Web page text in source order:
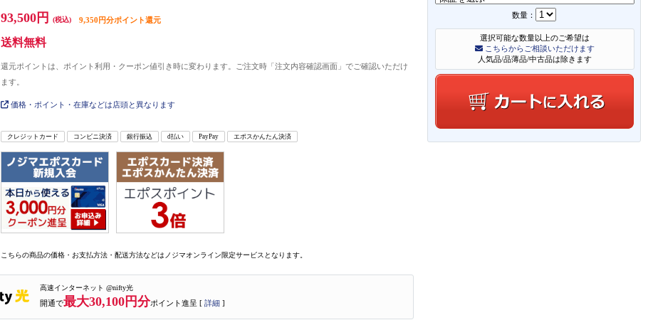
数量：
選択可能な数量以上のご希望は
こちらからご相談いただけます
人気品/品薄品/中古品は除きます
93,500円 (税込) 9,350円分ポイント還元
送料無料
還元ポイントは、ポイント利用・クーポン値引き時に変わります。ご注文時「注文内容確認画面」でご確認いただけ
ます。
価格・ポイント・在庫などは店頭と異なります
クレジットカード コンビニ決済 銀行振込 d払い PayPay エポスかんたん決済
こちらの商品の価格・お支払方法・配送方法などはノジマオンライン限定サービスとなります。
高速インターネット @nifty光
開通で最大30,100円分ポイント進呈 [ 詳細 ]